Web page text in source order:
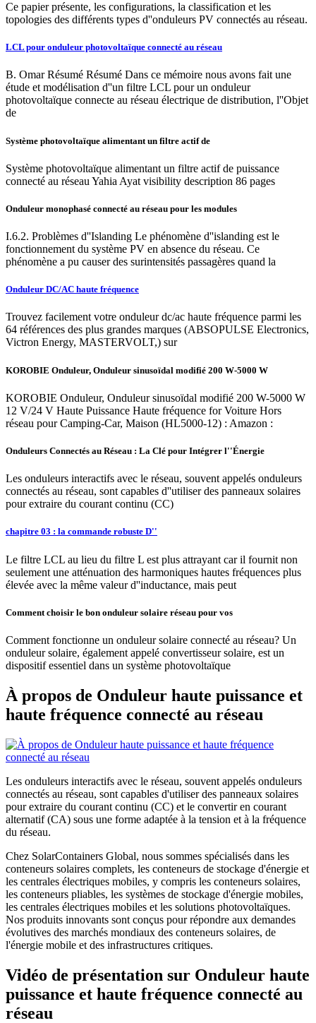
Ce papier présente, les configurations, la classification et les
topologies des différents types d''onduleurs PV connectés au réseau.
LCL pour onduleur photovoltaïque connecté au réseau
B. Omar Résumé Résumé Dans ce mémoire nous avons fait une
étude et modélisation d''un filtre LCL pour un onduleur
photovoltaïque connecte au réseau électrique de distribution, l''Objet
de
Système photovoltaïque alimentant un filtre actif de
Système photovoltaïque alimentant un filtre actif de puissance
connecté au réseau Yahia Ayat visibility description 86 pages
Onduleur monophasé connecté au réseau pour les modules
I.6.2. Problèmes d''Islanding Le phénomène d''islanding est le
fonctionnement du système PV en absence du réseau. Ce
phénomène a pu causer des surintensités passagères quand la
Onduleur DC/AC haute fréquence
Trouvez facilement votre onduleur dc/ac haute fréquence parmi les
64 références des plus grandes marques (ABSOPULSE Electronics,
Victron Energy, MASTERVOLT,) sur
KOROBIE Onduleur, Onduleur sinusoïdal modifié 200 W-5000 W
KOROBIE Onduleur, Onduleur sinusoïdal modifié 200 W-5000 W
12 V/24 V Haute Puissance Haute fréquence for Voiture Hors
réseau pour Camping-Car, Maison (HL5000-12) : Amazon :
Onduleurs Connectés au Réseau : La Clé pour Intégrer l''Énergie
Les onduleurs interactifs avec le réseau, souvent appelés onduleurs
connectés au réseau, sont capables d''utiliser des panneaux solaires
pour extraire du courant continu (CC)
chapitre 03 : la commande robuste D''
Le filtre LCL au lieu du filtre L est plus attrayant car il fournit non
seulement une atténuation des harmoniques hautes fréquences plus
élevée avec la même valeur d''inductance, mais peut
Comment choisir le bon onduleur solaire réseau pour vos
Comment fonctionne un onduleur solaire connecté au réseau? Un
onduleur solaire, également appelé convertisseur solaire, est un
dispositif essentiel dans un système photovoltaïque
À propos de Onduleur haute puissance et
haute fréquence connecté au réseau
Les onduleurs interactifs avec le réseau, souvent appelés onduleurs
connectés au réseau, sont capables d'utiliser des panneaux solaires
pour extraire du courant continu (CC) et le convertir en courant
alternatif (CA) sous une forme adaptée à la tension et à la fréquence
du réseau.
Chez SolarContainers Global, nous sommes spécialisés dans les
conteneurs solaires complets, les conteneurs de stockage d'énergie et
les centrales électriques mobiles, y compris les conteneurs solaires,
les conteneurs pliables, les systèmes de stockage d'énergie mobiles,
les centrales électriques mobiles et les solutions photovoltaïques.
Nos produits innovants sont conçus pour répondre aux demandes
évolutives des marchés mondiaux des conteneurs solaires, de
l'énergie mobile et des infrastructures critiques.
Vidéo de présentation sur Onduleur haute
puissance et haute fréquence connecté au
réseau